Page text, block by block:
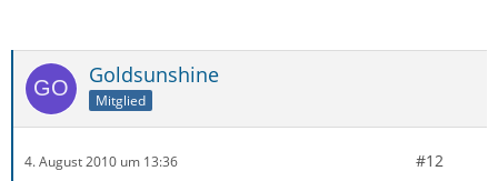
Goldsunshine
Mitglied
4. August 2010 um 13:36 #12